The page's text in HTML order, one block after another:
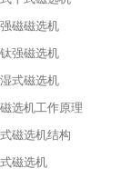
磁磁选机
强磁选机
式磁选机
选机工作原理
磁选机结构
磁选机